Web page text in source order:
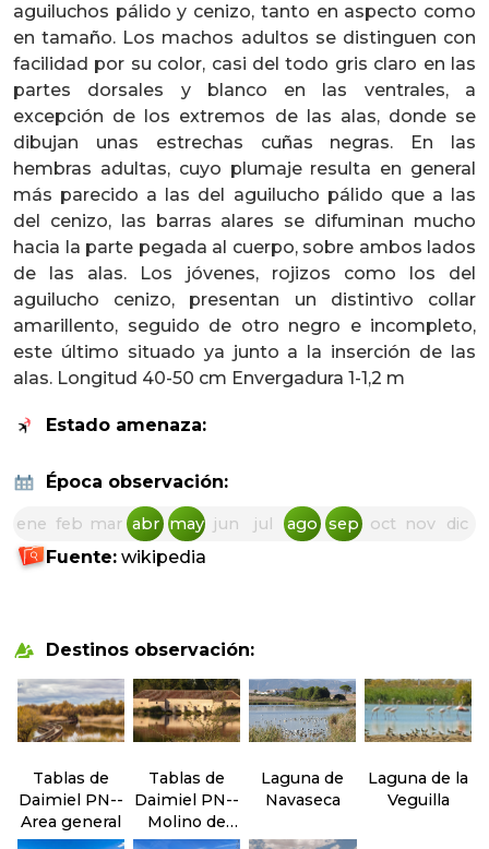
aguiluchos pálido y cenizo, tanto en aspecto como
en tamaño. Los machos adultos se distinguen con
facilidad por su color, casi del todo gris claro en las
partes dorsales y blanco en las ventrales, a
excepción de los extremos de las alas, donde se
dibujan unas estrechas cuñas negras. En las
hembras adultas, cuyo plumaje resulta en general
más parecido a las del aguilucho pálido que a las
del cenizo, las barras alares se difuminan mucho
hacia la parte pegada al cuerpo, sobre ambos lados
de las alas. Los jóvenes, rojizos como los del
aguilucho cenizo, presentan un distintivo collar
amarillento, seguido de otro negro e incompleto,
este último situado ya junto a la inserción de las
alas. Longitud 40-50 cm Envergadura 1-1,2 m
Estado amenaza:
Época observación:
ene feb mar abr may jun jul ago sep oct nov dic
Fuente: wikipedia
Destinos observación:
Tablas de
Daimiel PN--
Area general
Tablas de
Daimiel PN--
Molino de
Molemocho
Laguna de
Navaseca
Laguna de la
Veguilla